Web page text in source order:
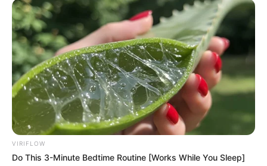
6 GAYLOR SENORA
7 GIVE ME GOLD
A découvrir cetteBase Quinté et l’Outsider du jour.
VIRIFLOW
Do This 3-Minute Bedtime Routine [Works While You Sleep]